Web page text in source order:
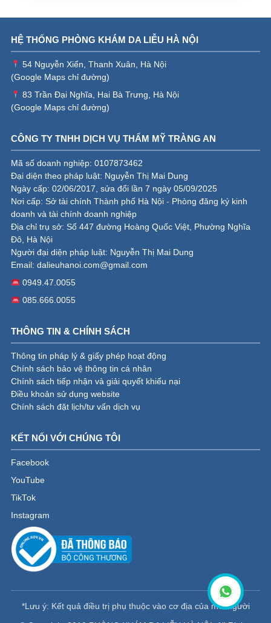
HỆ THỐNG PHÒNG KHÁM DA LIỄU HÀ NỘI
54 Nguyễn Xiển, Thanh Xuân, Hà Nội
(Google Maps chỉ đường)
83 Trần Đại Nghĩa, Hai Bà Trưng, Hà Nội
(Google Maps chỉ đường)
CÔNG TY TNHH DỊCH VỤ THẨM MỸ TRÀNG AN
Mã số doanh nghiệp: 0107873462
Đại diện theo pháp luật: Nguyễn Thị Mai Dung
Ngày cấp: 02/06/2017, sửa đổi lần 7 ngày 05/09/2025
Nơi cấp: Sở tài chính Thành phố Hà Nội - Phòng đăng ký kinh
doanh và tài chính doanh nghiệp
Địa chỉ trụ sở: Số 447 đường Hoàng Quốc Việt, Phường Nghĩa
Đô, Hà Nội
Người đại diện pháp luật: Nguyễn Thị Mai Dung
Email: dalieuhanoi.com@gmail.com
0949.47.0055
085.666.0055
THÔNG TIN & CHÍNH SÁCH
Thông tin pháp lý & giấy phép hoạt động
Chính sách bảo vệ thông tin cá nhân
Chính sách tiếp nhận và giải quyết khiếu nại
Điều khoản sử dụng website
Chính sách đặt lịch/tư vấn dịch vụ
KẾT NỐI VỚI CHÚNG TÔI
Facebook
YouTube
TikTok
Instagram
*Lưu ý: Kết quả điều trị phụ thuộc vào cơ địa của mỗi người